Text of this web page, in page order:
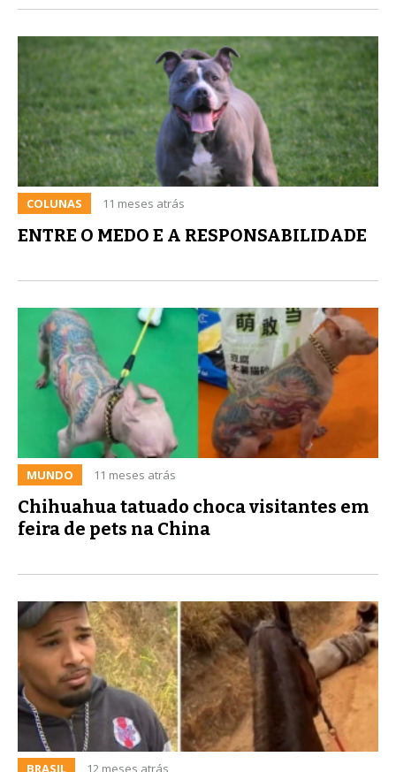
COLUNAS 11 meses atrás
ENTRE O MEDO E A RESPONSABILIDADE
MUNDO 11 meses atrás
Chihuahua tatuado choca visitantes em
feira de pets na China
BRASIL 12 meses atrás